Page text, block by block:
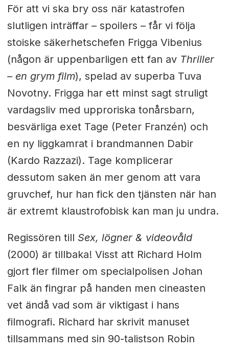
För att vi ska bry oss när katastrofen
slutligen inträffar – spoilers – får vi följa
stoiske säkerhetschefen Frigga Vibenius
(någon är uppenbarligen ett fan av Thriller
– en grym film), spelad av superba Tuva
Novotny. Frigga har ett minst sagt struligt
vardagsliv med upproriska tonårsbarn,
besvärliga exet Tage (Peter Franzén) och
en ny liggkamrat i brandmannen Dabir
(Kardo Razzazi). Tage komplicerar
dessutom saken än mer genom att vara
gruvchef, hur han fick den tjänsten när han
är extremt klaustrofobisk kan man ju undra.
Regissören till Sex, lögner & videovåld
(2000) är tillbaka! Visst att Richard Holm
gjort fler filmer om specialpolisen Johan
Falk än fingrar på handen men cineasten
vet ändå vad som är viktigast i hans
filmografi. Richard har skrivit manuset
tillsammans med sin 90-talistson Robin